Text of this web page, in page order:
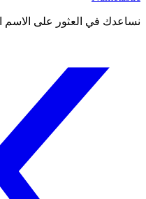
نساعدك في العثور على الاسم